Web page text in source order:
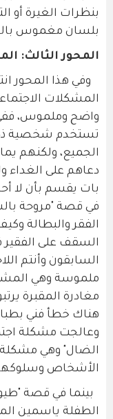
بنظرات الغيرة أو
بلسان مغموس
المحور الثالث:
وفي هذا المحور
المشكلات
واضح وملموس، ففي
تستخدم شخصية
الجميع، ولكنهم
دعاهم على الغداء
بات يقسم بأن لا
في قصة "مروحة
الفقر والبطالة
السقف على الفقير
السابقون وأنتم
ملموسة وهي
مغادرة المقبرة
هناك خطأ فني
وعالجت مشكلة
الضال" وهي
الأشخاص
بينما في قصة
الطفلة ياسمين